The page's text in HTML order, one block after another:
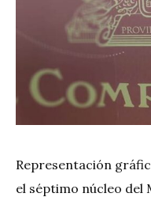
Representación
el séptimo núcleo del